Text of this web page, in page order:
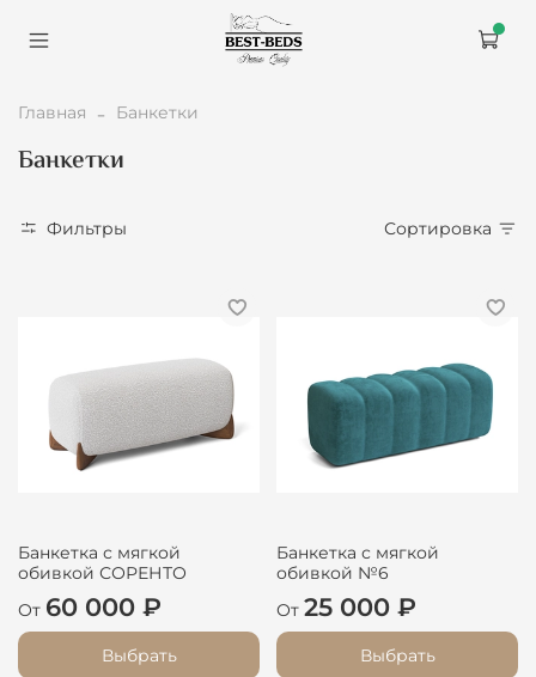
Главная Банкетки
Банкетки
Фильтры Сортировка
Банкетка с мягкой
обивкой СОРЕНТО
От 60 000 ₽
Выбрать
Банкетка с мягкой
обивкой №6
От 25 000 ₽
Выбрать